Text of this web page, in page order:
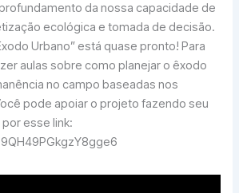
da nossa capacidade de
ecológica e tomada de decisão.
Urbano” está quase pronto! Para
aulas sobre como planejar o êxodo
no campo baseadas nos
pode apoiar o projeto fazendo seu
esse link: